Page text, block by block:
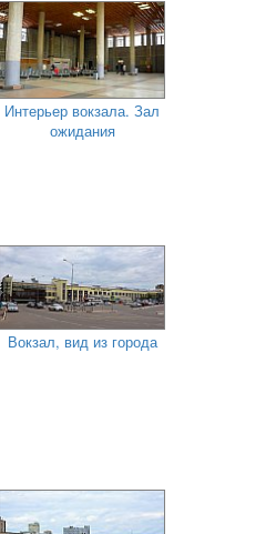
Интерьер вокзала. Зал
ожидания
Вокзал, вид из города